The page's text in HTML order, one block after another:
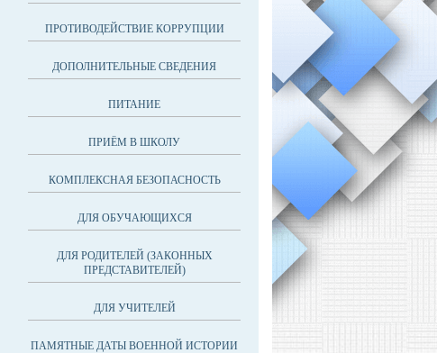
ПРОТИВОДЕЙСТВИЕ КОРРУПЦИИ
ДОПОЛНИТЕЛЬНЫЕ СВЕДЕНИЯ
ПИТАНИЕ
ПРИЁМ В ШКОЛУ
КОМПЛЕКСНАЯ БЕЗОПАСНОСТЬ
ДЛЯ ОБУЧАЮЩИХСЯ
ДЛЯ РОДИТЕЛЕЙ (ЗАКОННЫХ
ПРЕДСТАВИТЕЛЕЙ)
ДЛЯ УЧИТЕЛЕЙ
ПАМЯТНЫЕ ДАТЫ ВОЕННОЙ ИСТОРИИ